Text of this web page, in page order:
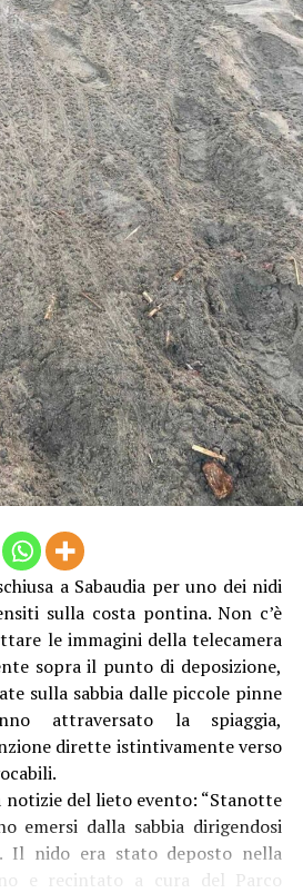
a Sabaudia per uno dei nidi
sulla costa pontina. Non c’è
le immagini della telecamera
sopra il punto di deposizione,
sulla sabbia dalle piccole pinne
attraversato la spiaggia,
dirette istintivamente verso
notizie del lieto evento: “Stanotte
emersi dalla sabbia dirigendosi
Il nido era stato deposto nella
e recintato a cura del Parco